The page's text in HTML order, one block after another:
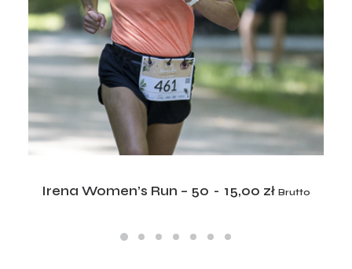
ADD TO CART
Irena Women’s Run – 50 15,00 zł Brutto